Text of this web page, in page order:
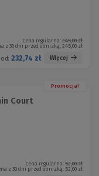
Cena regularna: 245,00 zł
z 30 dni przed obniżką: 245,00 zł
od: 232,74 zł Więcej
Promocja!
Court
Cena regularna: 52,00 zł
z 30 dni przed obniżką: 52,00 zł